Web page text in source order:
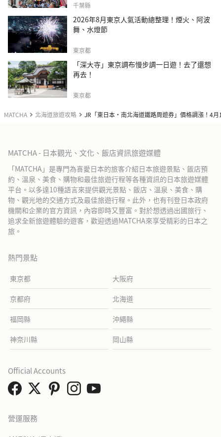
MATCHA 北海道旅遊攻略 JR「東日本・南北海道鐵路周遊券」價格調漲！4
千葉縣
2026年8月東京人氣活動總整理！煙火、阿波
舞、水燈節
東京都
「深大寺」東京調布慢步調一日遊！去了還想
再去！
東京都
MATCHA - 日本觀光、文化、飯店資訊旅遊媒體
「MATCHA」是專門為喜愛日本的旅客介紹日本旅遊景點、飯店預
約、溫泉、美食、購物和最佳旅遊行程等各種資訊的日本旅遊媒體
平台。以多達10種語言來提供觀光景點、飯店、溫泉、美食、購
物、觀光地的交通方式及最佳旅遊行程。此外，也有刊登日本政府
機關和企業的官方資訊，內容即時又豐富。對於想透過出國旅行、
追求全新旅遊體驗的遊客，歡迎透過MATCHA來享受精彩的日本之
旅。
熱門景點
東京都 大阪府
京都府 北海道
福岡縣 沖繩縣
神奈川縣 岡山縣
營運服務
Official Accounts